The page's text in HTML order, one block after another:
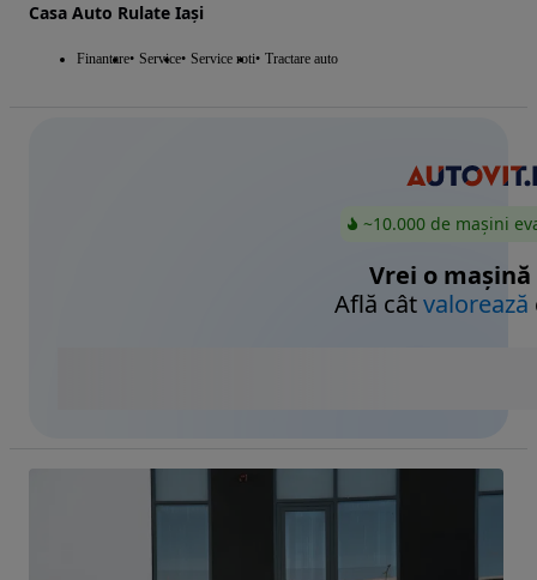
Casa Auto Rulate Iași
Finantare Service Service roti Tractare auto
~10.000 de mașini
Vrei o mașină
Află câtvalorează